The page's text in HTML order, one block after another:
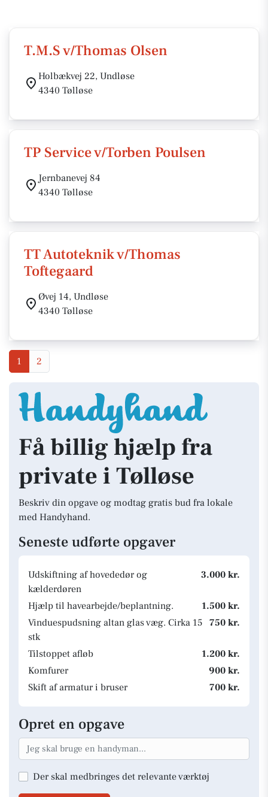
T.M.S v/Thomas Olsen
Holbækvej 22, Undløse
4340 Tølløse
TP Service v/Torben Poulsen
Jernbanevej 84
4340 Tølløse
TT Autoteknik v/Thomas
Toftegaard
Øvej 14, Undløse
4340 Tølløse
1 2
Få billig hjælp fra
private i Tølløse
Beskriv din opgave og modtag gratis bud fra lokale
med Handyhand.
Seneste udførte opgaver
Udskiftning af hovededør og
kælderdøren
3.000 kr.
Hjælp til havearbejde/beplantning.
1.500 kr.
Vinduespudsning altan glas væg. Cirka 15
stk
750 kr.
Tilstoppet afløb
1.200 kr.
Komfurer
900 kr.
Skift af armatur i bruser
700 kr.
Opret en opgave
Der skal medbringes det relevante værktøj